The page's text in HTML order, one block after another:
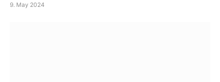
9. May 2024